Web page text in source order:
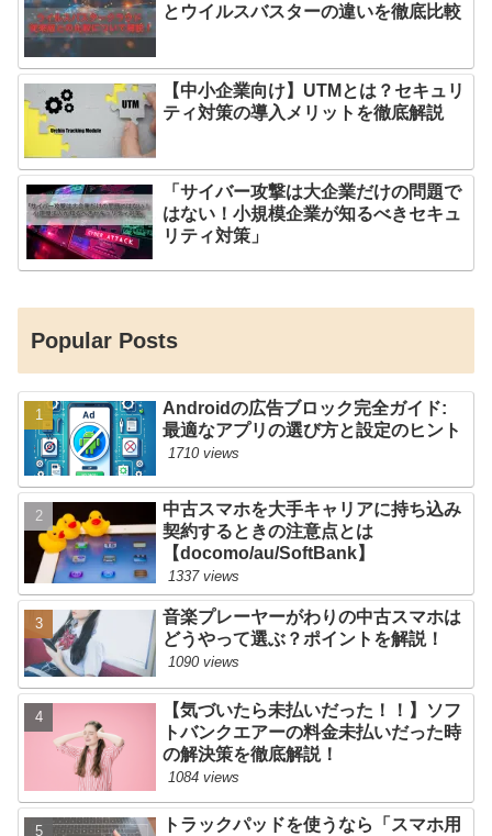
とウイルスバスターの違いを徹底比較
【中小企業向け】UTMとは？セキュリ
ティ対策の導入メリットを徹底解説
「サイバー攻撃は大企業だけの問題で
はない！小規模企業が知るべきセキュ
リティ対策」
Popular Posts
Androidの広告ブロック完全ガイド:
最適なアプリの選び方と設定のヒント
1710 views
中古スマホを大手キャリアに持ち込み
契約するときの注意点とは
【docomo/au/SoftBank】
1337 views
音楽プレーヤーがわりの中古スマホは
どうやって選ぶ？ポイントを解説！
1090 views
【気づいたら未払いだった！！】ソフ
トバンクエアーの料金未払いだった時
の解決策を徹底解説！
1084 views
トラックパッドを使うなら「スマホ用